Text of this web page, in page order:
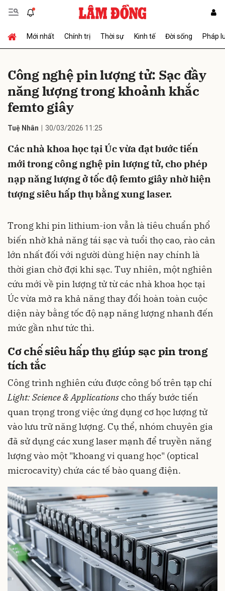
Mới nhất Chính trị Thời sự Kinh tế Đời sống Pháp
Công nghệ pin lượng tử: Sạc đầy
năng lượng trong khoảnh khắc
femto giây
Tuệ Nhân 30/03/2026 11:25
Các nhà khoa học tại Úc vừa đạt bước tiến
mới trong công nghệ pin lượng tử, cho phép
nạp năng lượng ở tốc độ femto giây nhờ hiện
tượng siêu hấp thụ bằng xung laser.
Trong khi pin lithium-ion vẫn là tiêu chuẩn phổ
biến nhờ khả năng tái sạc và tuổi thọ cao, rào cản
lớn nhất đối với người dùng hiện nay chính là
thời gian chờ đợi khi sạc. Tuy nhiên, một nghiên
cứu mới về pin lượng tử từ các nhà khoa học tại
Úc vừa mở ra khả năng thay đổi hoàn toàn cuộc
diện này bằng tốc độ nạp năng lượng nhanh đến
mức gần như tức thì.
Cơ chế siêu hấp thụ giúp sạc pin trong
tích tắc
Công trình nghiên cứu được công bố trên tạp chí
Light: Science & Applicationscho thấy bước tiến
quan trọng trong việc ứng dụng cơ học lượng tử
vào lưu trữ năng lượng. Cụ thể, nhóm chuyên gia
đã sử dụng các xung laser mạnh để truyền năng
lượng vào một "khoang vi quang học" (optical
microcavity) chứa các tế bào quang điện.
Gửi bình luận
Hủy Gửi